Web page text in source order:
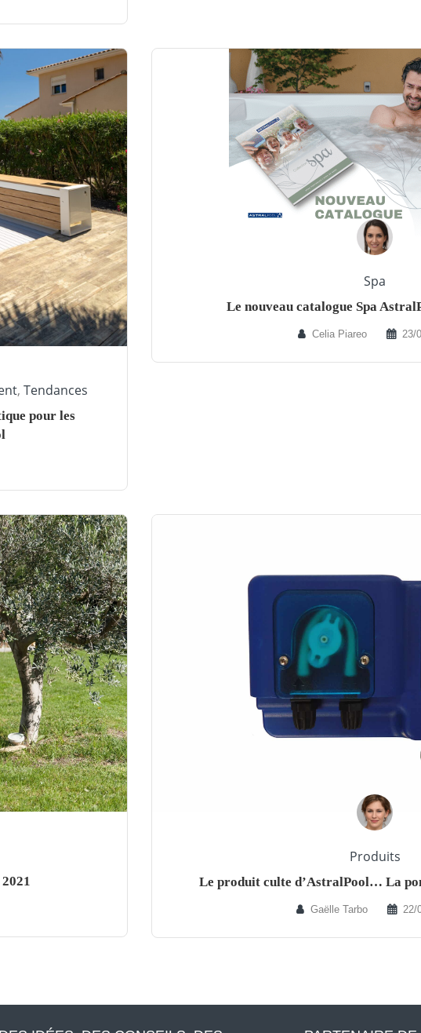
, Tendances
pour les
Spa
Le nouveau catalogue Spa
Celia Piareo 23/
Produits
Le produit culte d’AstralPool… La
Gaëlle Tarbo 22/